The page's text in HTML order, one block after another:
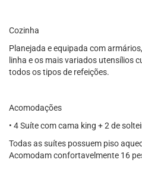
Cozinha
Planejada e equipada com
linha e os mais variados utensílios
todos os tipos de refeições.
Acomodações
• 4 Suíte com cama king + 2 de
Todas as suítes possuem piso
Acomodam confortavelmente 16